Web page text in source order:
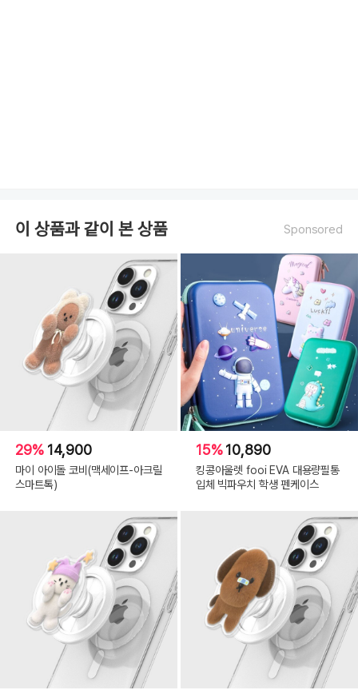
이 상품과 같이 본 상품 Sponsored
29% 14,900
마이 아이돌 코비(맥세이프-아크릴
스마트톡)
15%10,890
킹콩아울렛 fooi EVA 대용량필통
입체 빅파우치 학생 펜케이스